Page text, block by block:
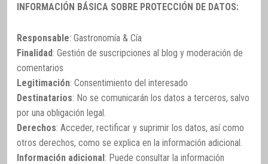
INFORMACIÓN BÁSICA SOBRE PROTECCIÓN DE DATOS:
Responsable: Gastronomía & Cía
Finalidad: Gestión de suscripciones al blog y moderación de
comentarios
Legitimación: Consentimiento del interesado
Destinatarios: No se comunicarán los datos a terceros, salvo
por una obligación legal.
Derechos: Acceder, rectificar y suprimir los datos, así como
otros derechos, como se explica en la información adicional.
Información adicional: Puede consultar la información